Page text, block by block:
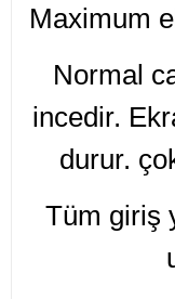
Maximum
Normal
incedir.
durur.
Tüm giriş